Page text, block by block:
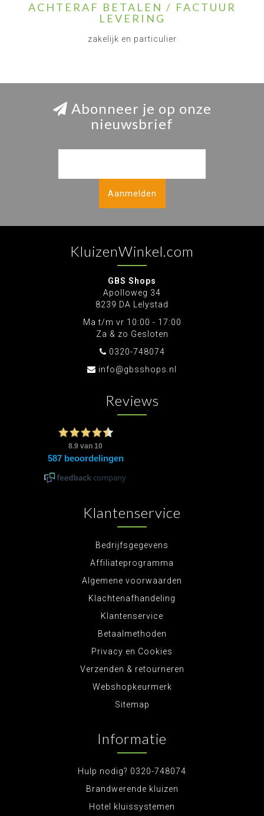
ACHTERAF BETALEN / FACTUUR
LEVERING
zakelijk en particulier
Abonneer je op onze
nieuwsbrief
Aanmelden
KluizenWinkel.com
GBS Shops
Apolloweg 34
8239 DA Lelystad
Ma t/m vr 10:00 - 17:00
Za & zo Gesloten
0320-748074
info@gbsshops.nl
Reviews
Klantenservice
Bedrijfsgegevens
Affiliateprogramma
Algemene voorwaarden
Klachtenafhandeling
Klantenservice
Betaalmethoden
Privacy en Cookies
Verzenden & retourneren
Webshopkeurmerk
Sitemap
Informatie
Hulp nodig? 0320-748074
Brandwerende kluizen
Hotel kluissystemen